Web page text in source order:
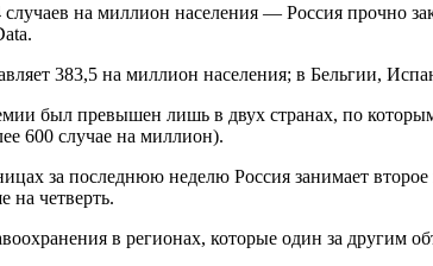
на миллион населения — Россия прочно
383,5 на миллион населения; в Бельгии,
был превышен лишь в двух странах, по
600 случае на миллион).
за последнюю неделю Россия занимает
на четверть.
в регионах, которые один за другим